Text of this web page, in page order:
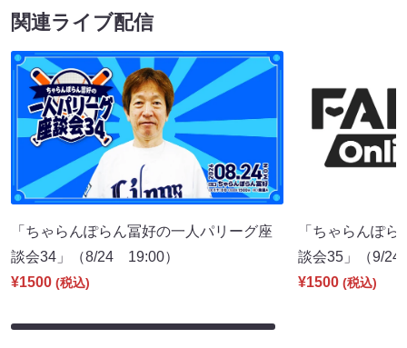
関連ライブ配信
「ちゃらんぽらん冨好の一人パリーグ座
談会34」（8/24 19:00）
¥1500 (税込)
「ちゃらんぽ
談会35」（9/
¥1500 (税込)